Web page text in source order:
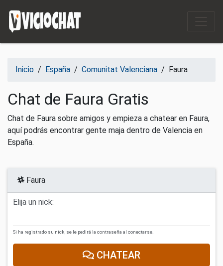
Inicio / España / Comunitat Valenciana / Faura
Chat de Faura Gratis
Chat de Faura sobre amigos y empieza a chatear en Faura,
aquí podrás encontrar gente maja dentro de Valencia en
España.
Faura
Elija un nick:
Si ha registrado su nick, se le pedirá la contraseña al conectarse.
CHATEAR